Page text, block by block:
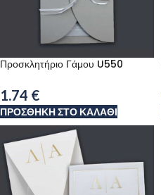
Προσκλητήριο Γάμου U550
1.74 €
ΠΡΟΣΘΉΚΗ ΣΤΟ ΚΑΛΆΘΙ